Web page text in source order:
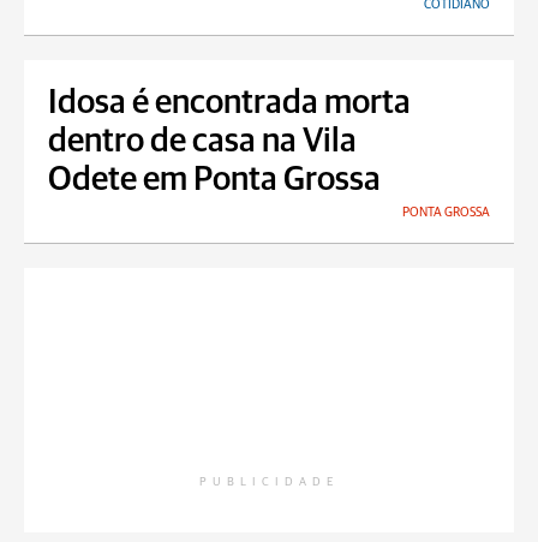
COTIDIANO
Idosa é encontrada morta
dentro de casa na Vila
Odete em Ponta Grossa
PONTA GROSSA
PUBLICIDADE